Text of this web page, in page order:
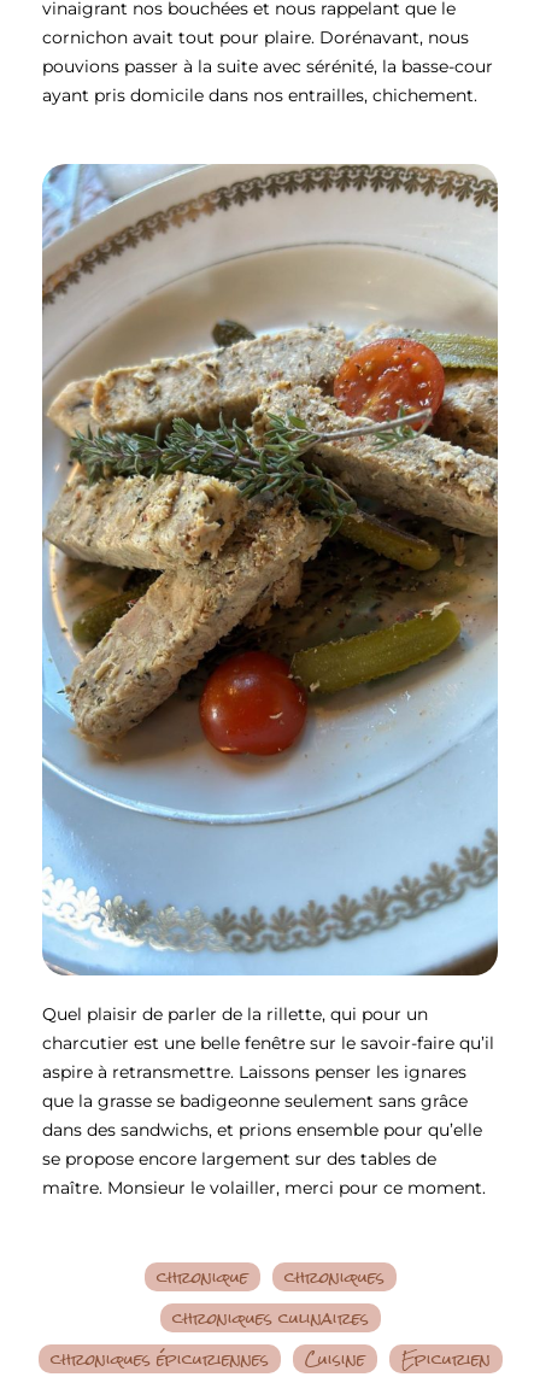
vinaigrant nos bouchées et nous rappelant que le
cornichon avait tout pour plaire. Dorénavant, nous
pouvions passer à la suite avec sérénité, la basse-cour
ayant pris domicile dans nos entrailles, chichement.
Quel plaisir de parler de la rillette, qui pour un
charcutier est une belle fenêtre sur le savoir-faire qu’il
aspire à retransmettre. Laissons penser les ignares
que la grasse se badigeonne seulement sans grâce
dans des sandwichs, et prions ensemble pour qu’elle
se propose encore largement sur des tables de
maître. Monsieur le volailler, merci pour ce moment.
chronique
chroniques
chroniques culinaires
chroniques épicuriennes
Cuisine
Epicurien